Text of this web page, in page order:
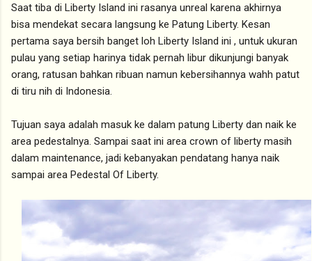
Saat tiba di Liberty Island ini rasanya unreal karena akhirnya
bisa mendekat secara langsung ke Patung Liberty. Kesan
pertama saya bersih banget loh Liberty Island ini , untuk ukuran
pulau yang setiap harinya tidak pernah libur dikunjungi banyak
orang, ratusan bahkan ribuan namun kebersihannya wahh patut
di tiru nih di Indonesia.
Tujuan saya adalah masuk ke dalam patung Liberty dan naik ke
area pedestalnya. Sampai saat ini area crown of liberty masih
dalam maintenance, jadi kebanyakan pendatang hanya naik
sampai area Pedestal Of Liberty.